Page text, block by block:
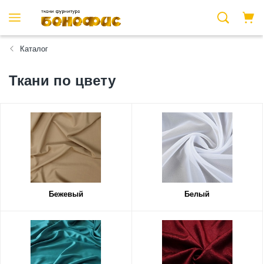
Каталог
Ткани по цвету
Бежевый Белый